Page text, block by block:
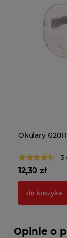
Okulary G2011
3
12,30 zł
do koszyka
Opinie o